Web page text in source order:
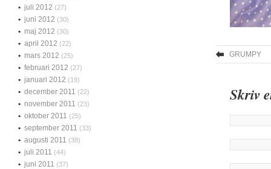
GRUMPY
Skriv
juli 2012 (27)
juni 2012 (30)
maj 2012 (30)
april 2012 (22)
mars 2012 (25)
februari 2012 (27)
januari 2012 (19)
december 2011 (22)
november 2011 (23)
oktober 2011 (25)
september 2011 (33)
augusti 2011 (38)
juli 2011 (44)
juni 2011 (37)